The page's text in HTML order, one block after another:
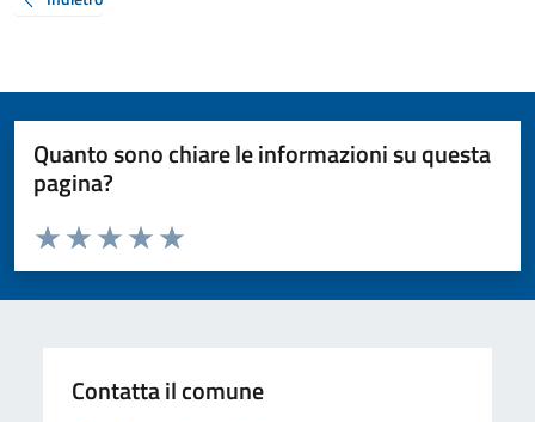
Quanto sono chiare le informazioni su questa
pagina?
Valuta da 1 a 5 stelle la pagina
Valuta 5 stelle su 5
Valuta 4 stelle su 5
Valuta 3 stelle su 5
Valuta 2 stelle su 5
Valuta 1 stelle su 5
Contatta il comune